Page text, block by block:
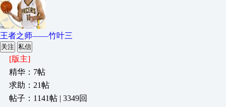
王者之师——竹叶三
关注 私信
[版主]
精华：7帖
求助：21帖
帖子：1141帖 | 3349回